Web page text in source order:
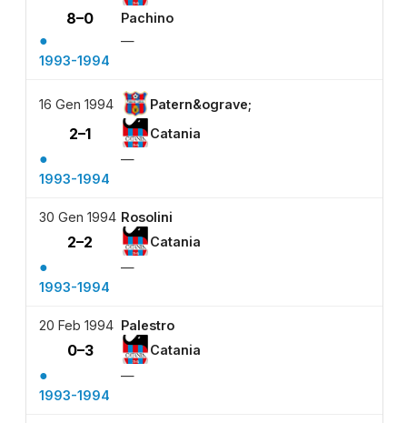
8–0 Pachino
●
—
1993-1994
16 Gen 1994 Patern&ograve;
2–1 Catania
●
—
1993-1994
30 Gen 1994 Rosolini
2–2 Catania
●
—
1993-1994
20 Feb 1994 Palestro
0–3 Catania
●
—
1993-1994